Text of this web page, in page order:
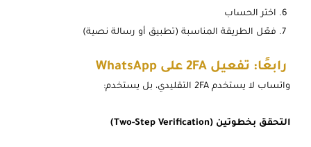
اختر الحساب
فعّل الطريقة المناسبة (تطبيق أو رسالة نصية)
رابعًا: تفعيل 2FA على WhatsApp
واتساب لا يستخدم 2FA التقليدي، بل يستخدم:
التحقق بخطوتين (Two-Step Verification)